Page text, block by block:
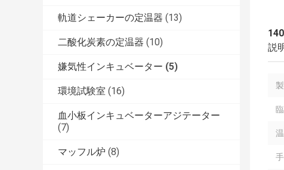
軌道シェーカーの定温器 (13)
二酸化炭素の定温器 (10)
嫌気性インキュベーター (5)
環境試験室 (16)
血小板インキュベーターアジテーター
(7)
マッフル炉 (8)
説